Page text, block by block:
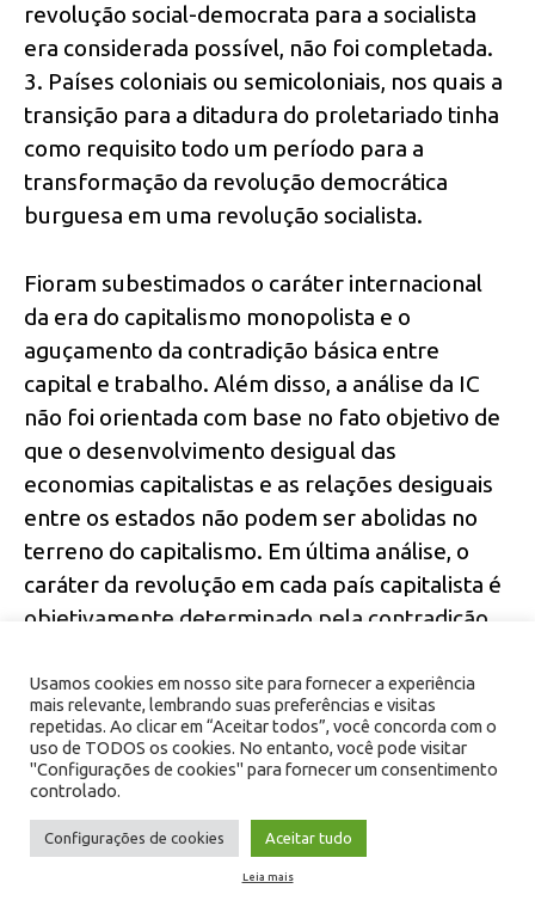
revolução social-democrata para a socialista
era considerada possível, não foi completada.
3. Países coloniais ou semicoloniais, nos quais a
transição para a ditadura do proletariado tinha
como requisito todo um período para a
transformação da revolução democrática
burguesa em uma revolução socialista.
Fioram subestimados o caráter internacional
da era do capitalismo monopolista e o
aguçamento da contradição básica entre
capital e trabalho. Além disso, a análise da IC
não foi orientada com base no fato objetivo de
que o desenvolvimento desigual das
economias capitalistas e as relações desiguais
entre os estados não podem ser abolidas no
terreno do capitalismo. Em última análise, o
caráter da revolução em cada país capitalista é
objetivamente determinado pela contradição
independentemente da mudança relativa na
posição de cada país no sistema imperialista
internacional. A partir do aguçamento da
contradição básica entre capital e trabalho em
cada país capitalista, na época do capitalismo
monopolista, se depreendem o caráter
socialista e as tarefas da revolução.
Usamos cookies em nosso site para fornecer a experiência
mais relevante, lembrando suas preferências e visitas
repetidas. Ao clicar em “Aceitar todos”, você concorda com o
uso de TODOS os cookies. No entanto, você pode visitar
"Configurações de cookies" para fornecer um consentimento
controlado.
Configurações de cookies Aceitar tudo
Leia mais